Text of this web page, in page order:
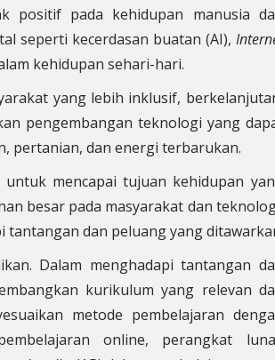
positif pada kehidupan manusia
seperti kecerdasan buatan (AI),
kehidupan sehari-hari.
yang lebih inklusif,
pengembangan teknologi yang
pertanian, dan energi terbarukan.
mencapai tujuan kehidupan
besar pada masyarakat dan
tantangan dan peluang yang
Dalam menghadapi tantangan
kurikulum yang relevan
metode pembelajaran
online, perangkat